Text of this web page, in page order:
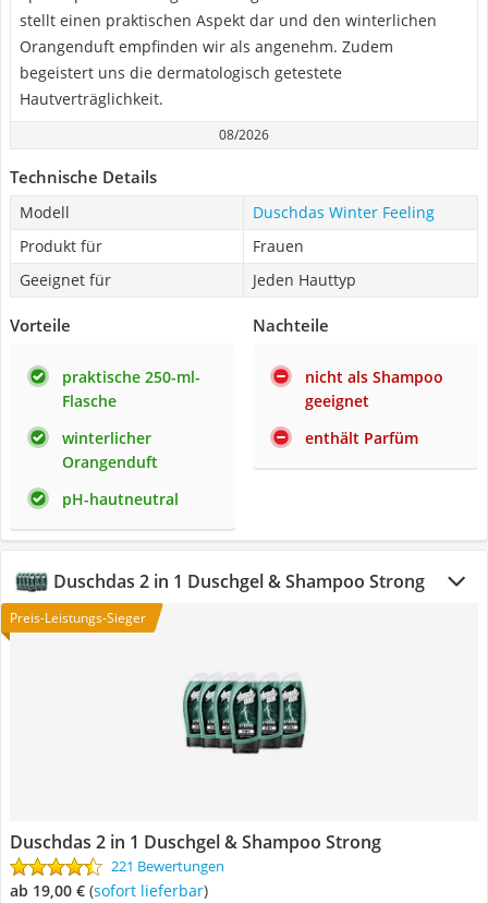
stellt einen praktischen Aspekt dar und den winterlichen
Orangenduft empfinden wir als angenehm. Zudem
begeistert uns die dermatologisch getestete
Hautverträglichkeit.
08/2026
Technische Details
Modell
Duschdas Winter Feeling
Produkt für
Frauen
Geeignet für
Jeden Hauttyp
Vorteile
praktische 250-ml-
Flasche
winterlicher
Orangenduft
pH-hautneutral
Nachteile
nicht als Shampoo
geeignet
enthält Parfüm
Duschdas 2 in 1 Duschgel & Shampoo Strong
Preis-Leistungs-Sieger
Duschdas 2 in 1 Duschgel & Shampoo Strong
221 Bewertungen
ab 19,00 € ( Sofort lieferbar)